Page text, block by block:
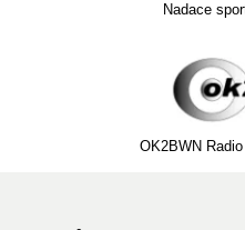
Nadace
OK2BWN